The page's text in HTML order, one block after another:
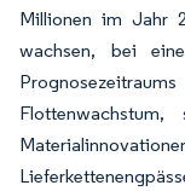
Millionen im Jahr
wachsen, bei